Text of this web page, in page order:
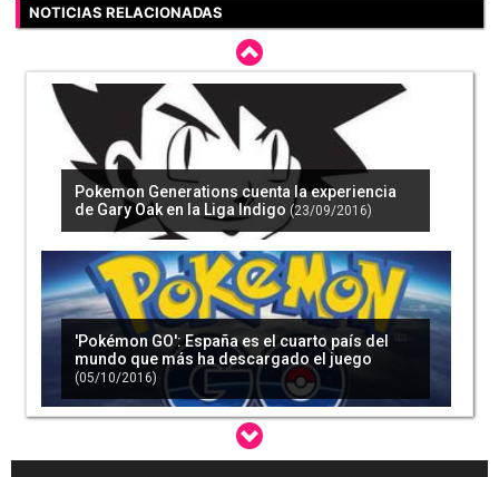
NOTICIAS RELACIONADAS
Pokemon Generations cuenta la experiencia
de Gary Oak en la Liga Indigo (23/09/2016)
'Pokémon GO': España es el cuarto país del
mundo que más ha descargado el juego
(05/10/2016)